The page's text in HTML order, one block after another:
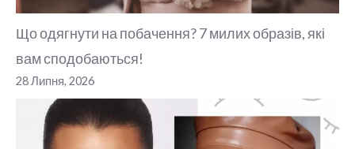
Що одягнути на побачення? 7 милих образів, які
вам сподобаються!
28 Липня, 2026